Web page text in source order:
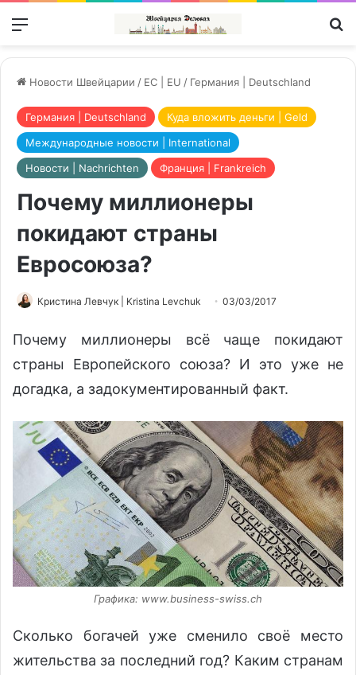
Меню
Новости Швейцарии / ЕС | EU / Германия | Deutschland
Германия | Deutschland
Куда вложить деньги | Geld
Международные новости | International
Новости | Nachrichten
Франция | Frankreich
Почему миллионеры
покидают страны
Евросоюза?
Кристина Левчук | Kristina Levchuk 03/03/2017
Почему миллионеры всё чаще покидают
страны Европейского союза? И это уже не
догадка, а задокументированный факт.
Графика: www.business-swiss.ch
Сколько богачей уже сменило своё место
жительства за последний год? Каким странам